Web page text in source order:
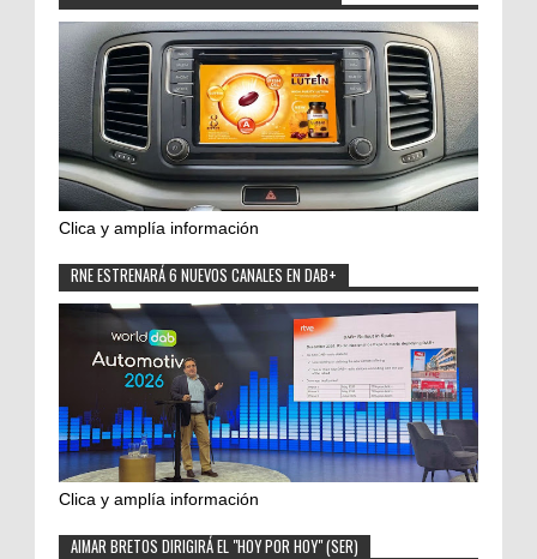
Clica y amplía información
RNE ESTRENARÁ 6 NUEVOS CANALES EN DAB+
Clica y amplía información
AIMAR BRETOS DIRIGIRÁ EL "HOY POR HOY" (SER)